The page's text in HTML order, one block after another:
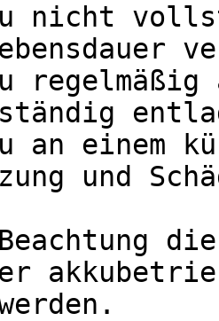
nicht
an einem
und